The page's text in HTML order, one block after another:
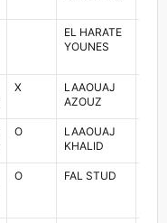
EL HARATE
YOUNES
X
LAAOUAJ
AZOUZ
O
LAAOUAJ
KHALID
O FAL STUD